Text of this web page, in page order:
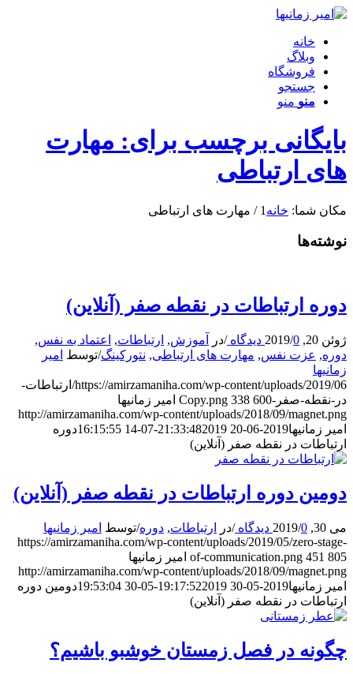
خانه
وبلاگ
فروشگاه
جستجو
منو منو
بایگانی برچسب برای: مهارت
های ارتباطی
مکان شما: خانه 1
/ مهارت های ارتباطی
نوشته‌ها
دوره ارتباطات در نقطه صفر (آنلاین)
ژوئن 20, 2019 /0 دیدگاه /در آموزش, ارتباطات, اعتماد به نفس,
دوره, عزت نفس, مهارت های ارتباطی, نتورکینگ/توسط امیر
زمانیها
https://amirzamaniha.com/wp-content/uploads/2019/06/ارتباطات-
در-نقطه-صفر-Copy.png
338 600
امیر زمانیها
http://amirzamaniha.com/wp-content/uploads/2018/09/magnet.png
امیر زمانیها2019-06-20 21:33:48
2019-07-14 16:15:55
دوره
ارتباطات در نقطه صفر (آنلاین)
دومین دوره ارتباطات در نقطه صفر (آنلاین)
می 30, 2019 /0 دیدگاه /در ارتباطات, دوره/توسط امیر زمانیها
https://amirzamaniha.com/wp-content/uploads/2019/05/zero-stage-
of-communication.png 451 805
امیر زمانیها
http://amirzamaniha.com/wp-content/uploads/2018/09/magnet.png
امیر زمانیها2019-05-30 19:17:52
2019-05-30 19:53:04
دومین دوره
ارتباطات در نقطه صفر (آنلاین)
چگونه در فصل زمستان خوشبو باشیم؟